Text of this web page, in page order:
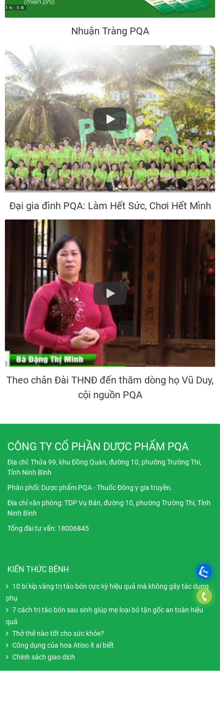
Nhuận Tràng PQA
Đại gia đình PQA: Làm Hết Sức, Chơi Hết Mình
Theo chân Đài THNĐ đến thăm dòng họ Vũ Duy,
cội nguồn PQA
CÔNG TY CỔ PHẦN DƯỢC PHẨM PQA
Địa chỉ:Thửa 99, khu Đồng Quàn, đường 10, phường Trường Thi,
Tỉnh Ninh Bình
Phân phối: Dược phẩm PQA - Thuốc Đông y gia truyền.
Địa chỉvăn phòng: TDP Vụ Bản, đường 10, phường Trường Thi, Tỉnh
Ninh Bình
Tổng đài tư vấn: 18006845
KIẾN THỨC BỆNH
10 bí kíp vàng trị táo bón cực kỳ hiệu quả mà không gây tác dụng
phụ
7 cách trị táo bón sau sinh giúp mẹ loại bỏ tận gốc an toàn hiệu
quả
Thở thế nào tốt cho sức khỏe?
Công dụng của hoa Atiso ít ai biết
Chính sách giao dịch